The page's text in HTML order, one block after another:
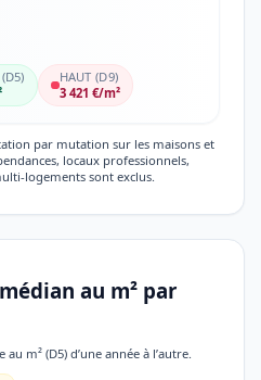
HAUT (D9)
3 421 €/m²
par mutation sur les maisons et
locaux professionnels,
logements sont exclus.
au m² par
m² (D5) d’une année à l’autre.